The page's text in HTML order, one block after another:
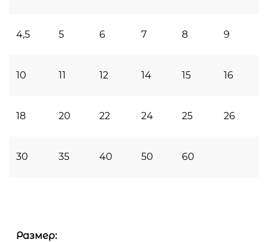
4,5 5 6 7 8 9
10 11 12 14 15 16
18 20 22 24 25 26
30 35 40 50 60
Размер: